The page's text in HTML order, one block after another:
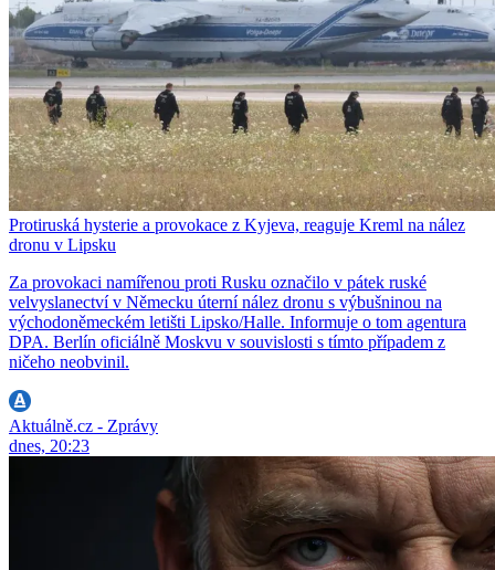
Protiruská hysterie a provokace z Kyjeva, reaguje Kreml na nález
dronu v Lipsku
Za provokaci namířenou proti Rusku označilo v pátek ruské
velvyslanectví v Německu úterní nález dronu s výbušninou na
východoněmeckém letišti Lipsko/Halle. Informuje o tom agentura
DPA. Berlín oficiálně Moskvu v souvislosti s tímto případem z
ničeho neobvinil.
Aktuálně.cz - Zprávy
dnes, 20:23